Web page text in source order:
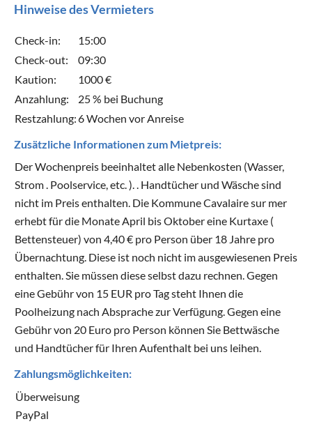
Hinweise des Vermieters
Check-in:
15:00
Check-out:
09:30
Kaution:
1000 €
Anzahlung:
25 % bei Buchung
Restzahlung:6 Wochen vor Anreise
Zusätzliche Informationen zum Mietpreis:
Der Wochenpreis beeinhaltet alle Nebenkosten (Wasser,
Strom . Poolservice, etc. ). . Handtücher und Wäsche sind
nicht im Preis enthalten. Die Kommune Cavalaire sur mer
erhebt für die Monate April bis Oktober eine Kurtaxe (
Bettensteuer) von 4,40 € pro Person über 18 Jahre pro
Übernachtung. Diese ist noch nicht im ausgewiesenen Preis
enthalten. Sie müssen diese selbst dazu rechnen. Gegen
eine Gebühr von 15 EUR pro Tag steht Ihnen die
Poolheizung nach Absprache zur Verfügung. Gegen eine
Gebühr von 20 Euro pro Person können Sie Bettwäsche
und Handtücher für Ihren Aufenthalt bei uns leihen.
Zahlungsmöglichkeiten:
Überweisung
PayPal